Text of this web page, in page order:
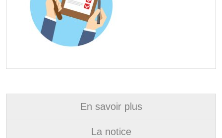
En savoir plus
La notice